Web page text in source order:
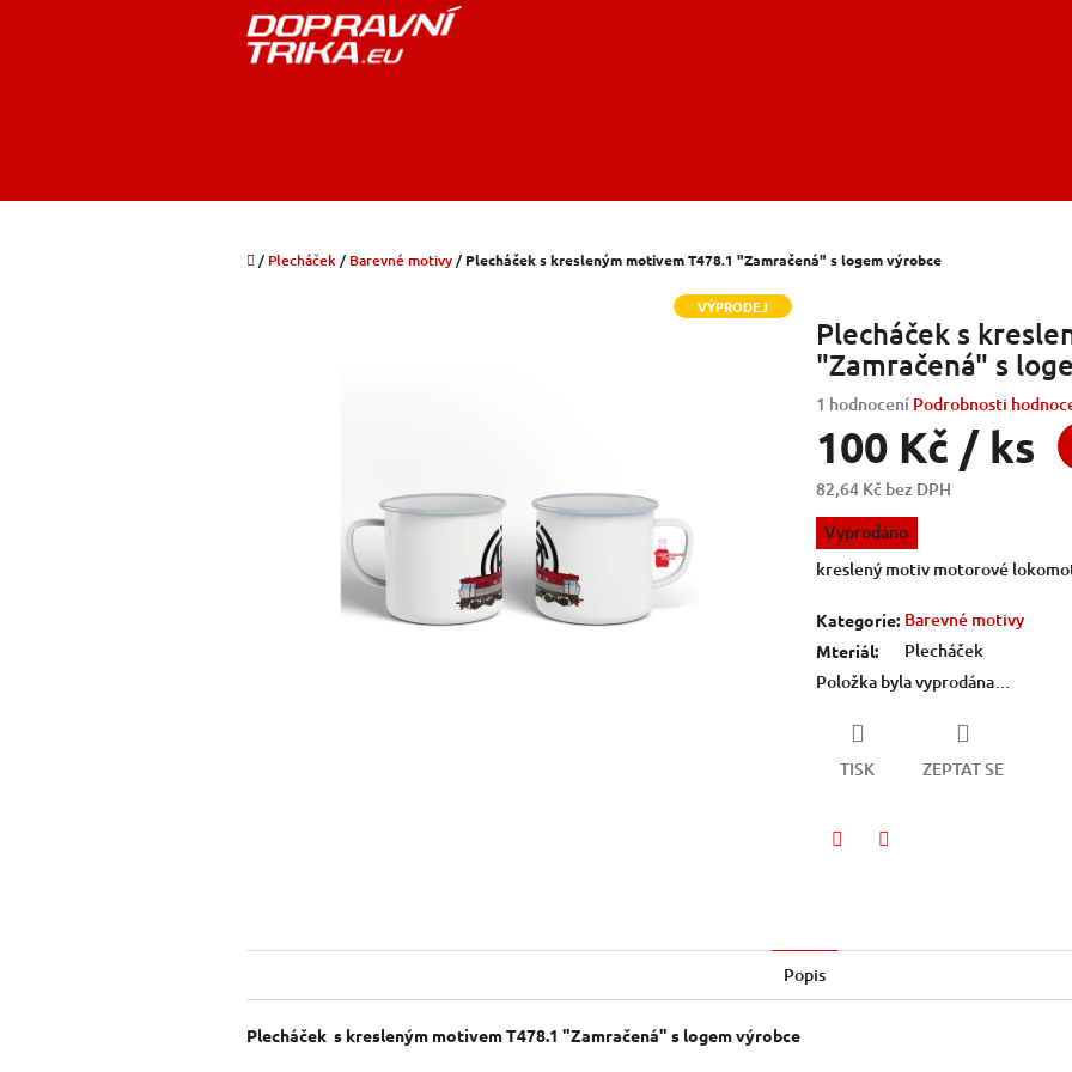
Domů
/ Plecháček/ Barevné motivy/ Plecháček s kresleným motivem T478.1 "Zamračená" s logem výrobce
VÝPRODEJ
Plecháček s
"Zamračená" s
Průměrné
produktu
5,0
z
5
hvězdiček.
1 hodnocení Podrobnosti
100 Kč / ks
82,64 Kč bez DPH
Měrná
cena:
Vyprodáno
kreslený motiv motorové
Kategorie: Barevné motivy
Mteriál:
Plecháček
Položka byla vyprodána…
TISK ZEPTAT SE
Popis
Plecháček s kresleným motivem T478.1 "Zamračená" s logem výrobce